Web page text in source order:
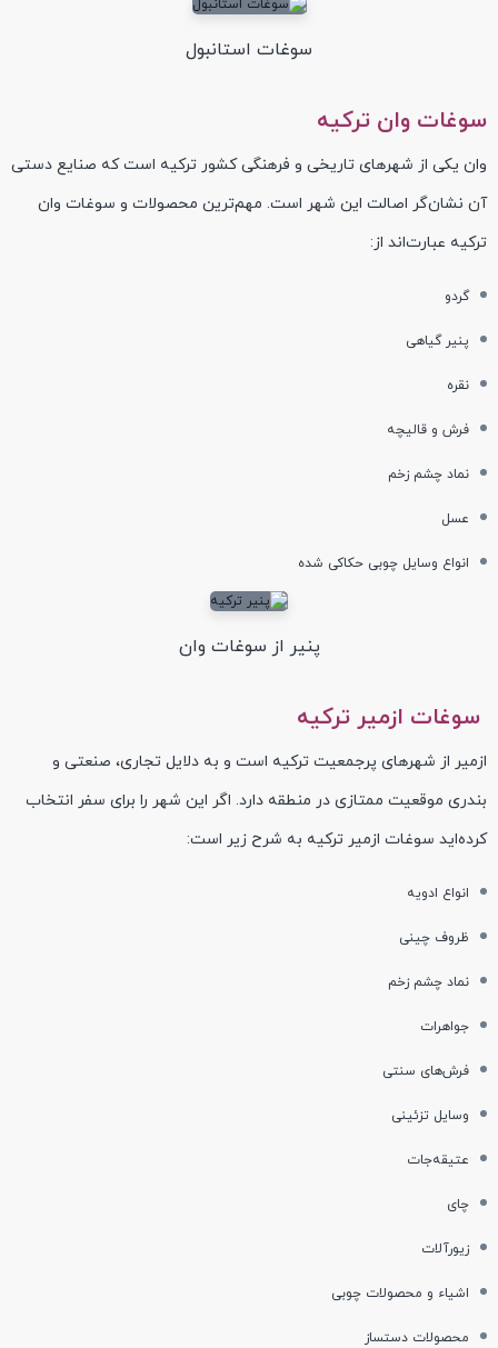
سوغات استانبول
سوغات وان ترکیه
وان یکی از شهر‌های تاریخی و فرهنگی کشور ترکیه است که صنایع دستی
آن نشان‌گر اصالت این شهر است. مهم‌ترین محصولات و سوغات وان
ترکیه عبارت‌اند از:
گردو
پنیر گیاهی
نقره
فرش و قالیچه
نماد چشم زخم
عسل
انواع وسایل چوبی حکاکی شده
پنیر از سوغات وان
سوغات ازمیر ترکیه
ازمیر از شهرهای پرجمعیت ترکیه است و به دلایل تجاری، صنعتی و
بندری موقعیت ممتازی در منطقه دارد. اگر این شهر را برای سفر انتخاب
کرده‌اید سوغات ازمیر ترکیه به شرح زیر است:
انواع ادویه‌
ظروف چینی‌
نماد چشم زخم
جواهرات
فرش‌های سنتی
وسایل تزئینی
عتیقه‌جات
چای
زیورآلات
اشیاء و محصولات چوبی
محصولات دستساز